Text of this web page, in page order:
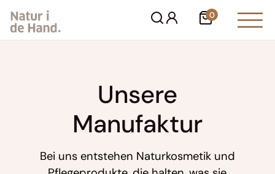
Inhalt
springen
0Warenkorb
Unsere
Manufaktur
Bei uns entstehen Naturkosmetik und